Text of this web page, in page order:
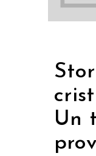
Un